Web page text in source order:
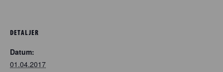
DETALJER
Datum:
01.04.2017